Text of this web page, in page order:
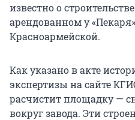
известно о
арендованном у
Красноармейской.
Как указано в акте
экспертизы на сайте
расчистит площадку —
вокруг завода. Эти